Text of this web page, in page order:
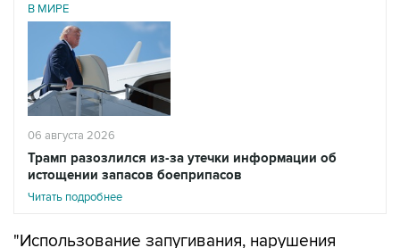
В МИРЕ
06 августа 2026
Трамп разозлился из-за утечки информации об
истощении запасов боеприпасов
Читать подробнее
"Использование запугивания, нарушения